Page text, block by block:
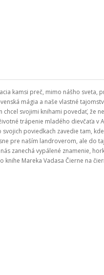
kamsi preč, mimo nášho sveta,
mágia a naše vlastné
svojimi knihami povedať, že
trápenie mladého dievčaťa v
svojich poviedkach zavedie tam,
pre naším landroverom, ale do
zanechá vypálené znamenie,
knihe Mareka Vadasa Čierne na